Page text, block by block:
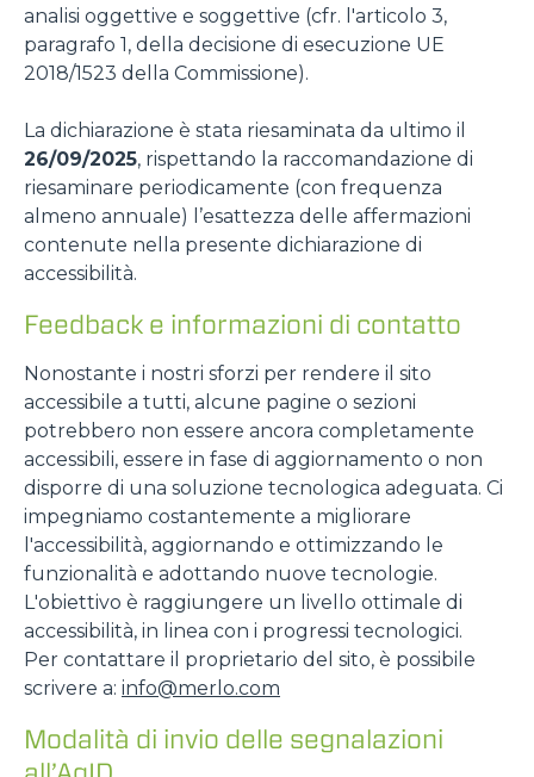
analisi oggettive e soggettive (cfr. l'articolo 3,
paragrafo 1, della decisione di esecuzione UE
2018/1523 della Commissione).
La dichiarazione è stata riesaminata da ultimo il
26/09/2025, rispettando la raccomandazione di
riesaminare periodicamente (con frequenza
almeno annuale) l’esattezza delle affermazioni
contenute nella presente dichiarazione di
accessibilità.
Feedback e informazioni di contatto
Nonostante i nostri sforzi per rendere il sito
accessibile a tutti, alcune pagine o sezioni
potrebbero non essere ancora completamente
accessibili, essere in fase di aggiornamento o non
disporre di una soluzione tecnologica adeguata. Ci
impegniamo costantemente a migliorare
l'accessibilità, aggiornando e ottimizzando le
funzionalità e adottando nuove tecnologie.
L'obiettivo è raggiungere un livello ottimale di
accessibilità, in linea con i progressi tecnologici.
Per contattare il proprietario del sito, è possibile
scrivere a: info@merlo.com
Modalità di invio delle segnalazioni